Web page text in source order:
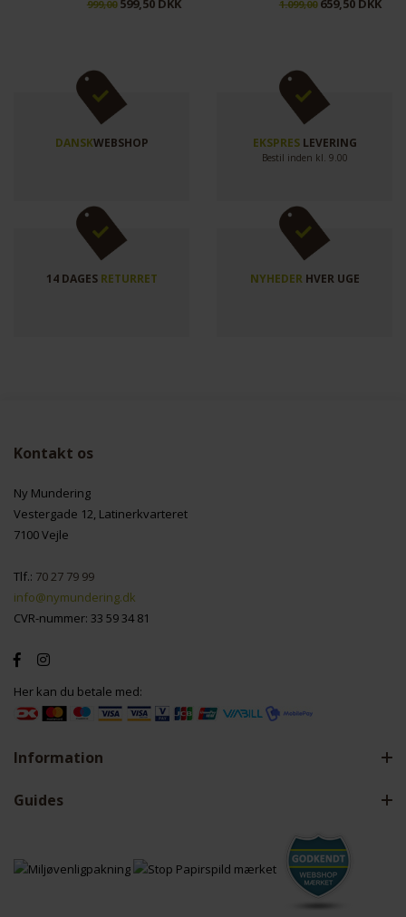
999,00599,50 DKK 1.099,00659,50 DKK
DANSKWEBSHOP EKSPRESLEVERING
Bestil inden kl. 9.00
14 DAGES RETURRET NYHEDERHVER UGE
Kontakt os
Ny Mundering
Vestergade 12, Latinerkvarteret
7100 Vejle
Tlf.: 70 27 79 99
info@nymundering.dk
CVR-nummer: 33 59 34 81
Her kan du betale med:
Information
Guides